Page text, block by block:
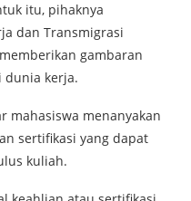
itu, pihaknya
dan Transmigrasi
gambaran
dunia kerja.
mahasiswa menanyakan
sertifikasi yang dapat
kuliah.